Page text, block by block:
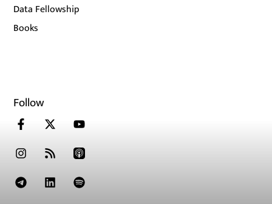
Data Fellowship
Books
Follow